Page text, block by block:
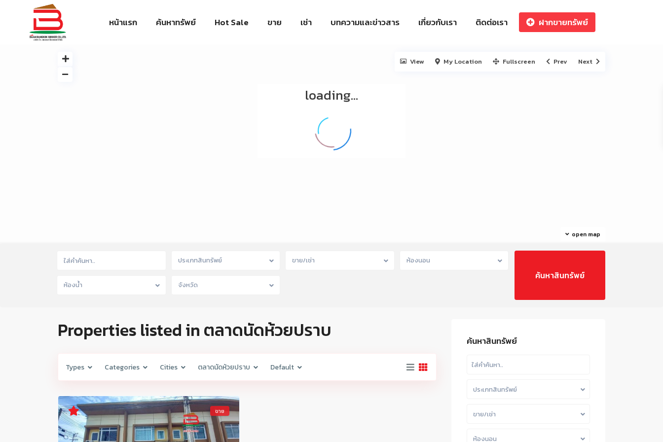
หน้าแรก ค้นหาทรัพย์ Hot Sale ขาย เช่า บทความและข่าวสาร เกี่ยวกับเรา ติดต่อเรา ฝากขายทรัพย์
loading...
open map
View My Location Fullscreen Prev Next
ประเภทสินทรัพย์ ขาย/เช่า ห้องนอน
ห้องน้ำ จังหวัด
Properties listed in ตลาดนัดห้วยปราบ
Types Categories Cities ตลาดนัดห้วยปราบ Default
ขาย
ค้นหาสินทรัพย์
ประเภทสินทรัพย์
ขาย/เช่า
ห้องนอน